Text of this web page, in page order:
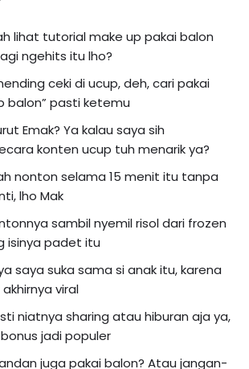
lihat tutorial make up pakai balon
ngehits itu lho?
ceki di ucup, deh, cari pakai
balon” pasti ketemu
Emak? Ya kalau saya sih
konten ucup tuh menarik ya?
nonton selama 15 menit itu tanpa
lho Mak
sambil nyemil risol dari frozen
isinya padet itu
saya suka sama si anak itu, karena
viral
niatnya sharing atau hiburan aja ya,
jadi populer
juga pakai balon? Atau jangan-